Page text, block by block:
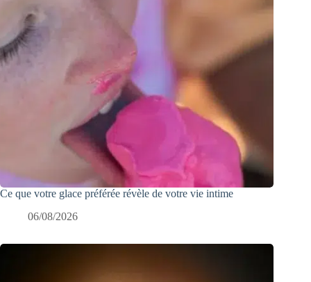
Ce que votre glace préférée révèle de votre vie intime
06/08/2026